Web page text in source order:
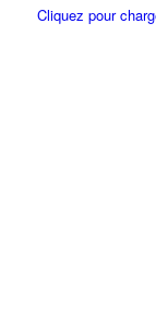
Cliquez pour